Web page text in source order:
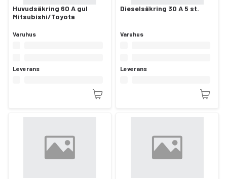
Huvudsäkring 60 A gul
Mitsubishi/Toyota
Varuhus
Leverans
Dieselsäkring 30 A 5 st.
Varuhus
Leverans